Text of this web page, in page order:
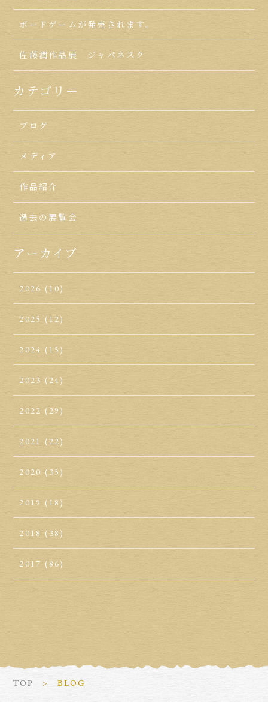
ボードゲームが発売されます。
佐藤潤作品展 ジャパネスク
カテゴリー
ブログ
メディア
作品紹介
過去の展覧会
アーカイブ
2026 (10)
2025 (12)
2024 (15)
2023 (24)
2022 (29)
2021 (22)
2020 (35)
2019 (18)
2018 (38)
2017 (86)
TOP BLOG